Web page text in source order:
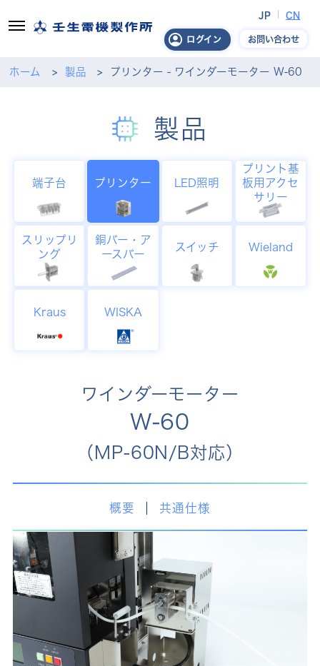
ログイン
JP CN
お問い合わせ
ホーム 製品 プリンター - ワインダーモーター W-60
製品
端子台 プリンター LED照明
プリント基
板用アクセ
サリー
スリップリ
ング
銅バー・ア
ースバー
スイッチ Wieland
Kraus WISKA
ワインダーモーター
W-60
（MP-60N/B対応）
概要 共通仕様